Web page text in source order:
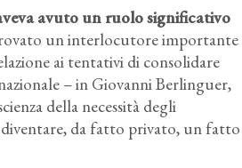
avuto un ruolo significativo
un interlocutore importante
ai tentativi di consolidare
– in Giovanni Berlinguer,
della necessità degli
da fatto privato, un fatto